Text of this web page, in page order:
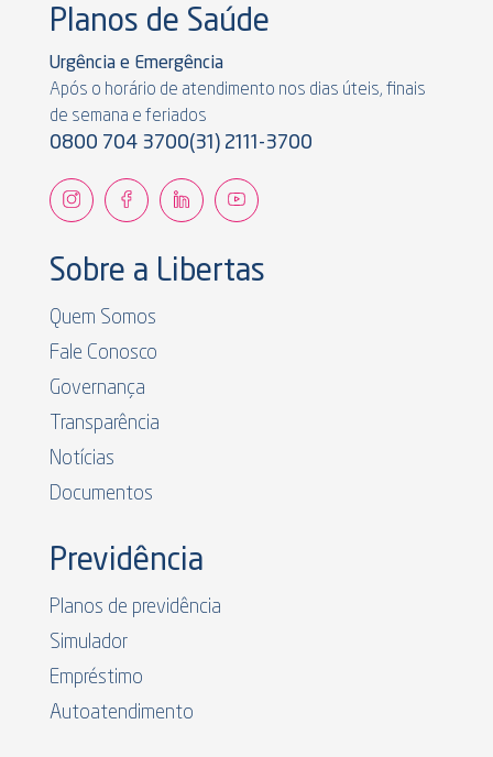
Planos de Saúde
Urgência e Emergência
Após o horário de atendimento nos dias úteis, finais
de semana e feriados
0800 704 3700(31) 2111-3700
Sobre a Libertas
Quem Somos
Fale Conosco
Governança
Transparência
Notícias
Documentos
Previdência
Planos de previdência
Simulador
Empréstimo
Autoatendimento